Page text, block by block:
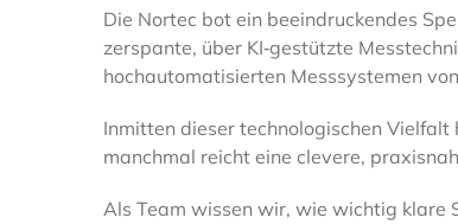
Die Nortec bot ein beeindruckendes
zerspante, über KI‑gestützte
hochautomatisierten Messsystemen
Inmitten dieser technologischen
manchmal reicht eine clevere,
Als Team wissen wir, wie wichtig klare